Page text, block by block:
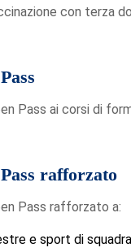
con terza
Pass ai corsi di
rafforzato
Pass rafforzato a:
e sport di